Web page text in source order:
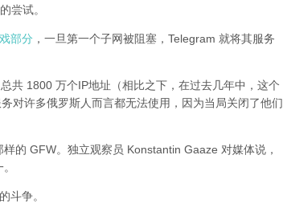
尝试。
部分 ，一旦第一个子网被阻塞，Telegram 就将其服务
共 1800 万个IP地址（相比之下，在过去几年中，这个
对许多俄罗斯人而言都无法使用，因为当局关闭了他们
的 GFW。独立观察员 Konstantin Gaaze 对媒体说，
斗争。